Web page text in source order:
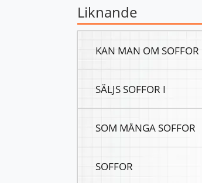
Liknande
KAN MAN OM SOFFOR
SÄLJS SOFFOR I
SOM MÅNGA SOFFOR
SOFFOR